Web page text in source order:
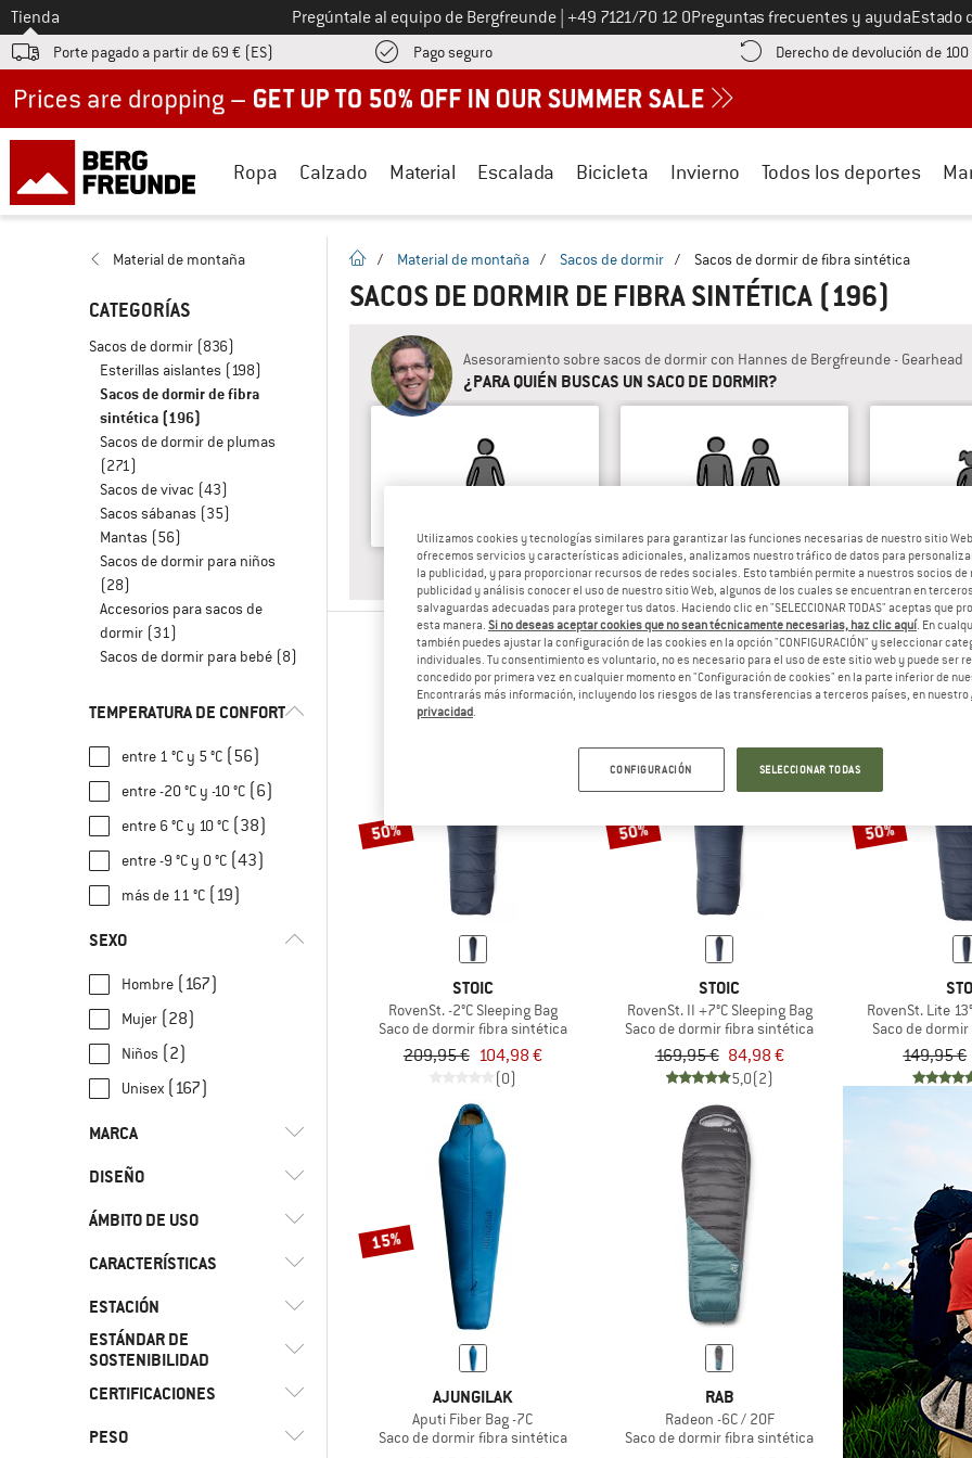
A la
Tienda Pregúntale al equipo de Bergfreunde Llámenos al
+49 7121/70 12 0Preguntas frecuentes y ayudaEstado
Porte pagado a partir de 69 € (ES) Pago seguro¡encuentre información sobre el pago aquí! Se abre en una ventana de
Derecho de devolución de
Ropa Calzado Material Escalada Bicicleta Invierno Todos los deportes
Material de montaña
CATEGORÍAS
Sacos de dormir (836)
Esterillas aislantes (198)
Sacos de dormir de fibra
sintética (196)
Sacos de dormir de plumas
(271)
Sacos de vivac (43)
Sacos sábanas (35)
Mantas (56)
Sacos de dormir para niños
(28)
Accesorios para sacos de
dormir (31)
Sacos de dormir para bebé (8)
TEMPERATURA DE CONFORT
entre 1 °C y 5 °C (56)
entre -20 °C y -10 °C (6)
entre 6 °C y 10 °C (38)
entre -9 °C y 0 °C (43)
más de 11 °C (19)
SEXO
Hombre (167)
Mujer (28)
Niños (2)
Unisex (167)
MARCA
Ajungilak(2)
Alvivo
Big Agnes(6)
Carinthia(12)
Cocoon (3)
Deuter
DISEÑO
Manta (38)
Momia (133)
ÁMBITO DE USO
Alpinismo(2)
Bikepacking
Bushcraft
Camping(190)
Ciclismo(8)
Excursiones de alta
CARACTERÍSTICAS
Acoplable
Bolsillo interior
revestido
ESTACIÓN
4 estaciones(21)
Invierno(21)
ESTÁNDAR DE
SOSTENIBILIDAD
Trusted by
CERTIFICACIONES
bluesign APPROVED
PESO
la pagina de inicio
/ Material de montaña / Sacos de dormir / Sacos de dormir de fibra sintética
SACOS DE DORMIR DE FIBRA SINTÉTICA (196)
Asesoramiento sobre sacos de dormir con Hannes de Bergfreunde - Gearhead
¿PARA QUIÉN BUSCAS UN SACO DE DORMIR?
RESPUESTA
MUJERLOS SACOS DE DORMIR PARA MUJERES SUELEN TENER UN CORTE
RESPUESTA
HOMBRE/UNISEXLOS SACOS DE DORMIR
50%
STOIC
RovenSt. -2°C Sleeping Bag
Saco de dormir fibra sintética
209,95 € 104,98 €
(0)
50%
STOIC
RovenSt. II +7°C Sleeping Bag
Saco de dormir fibra sintética
169,95 € 84,98 €
5,0(2)
50%
RovenSt. Lite
Saco de
149,95 €
15%
AJUNGILAK
Aputi Fiber Bag -7C
Saco de dormir fibra sintética
RAB
Radeon -6C / 20F
Saco de dormir fibra sintética
Utilizamos cookies y tecnologías similares para garantizar las funciones necesarias de nuestro sitio
ofrecemos servicios y características adicionales, analizamos nuestro tráfico de datos para
la publicidad, y para proporcionar recursos de redes sociales. Esto también permite a nuestros socios de
publicidad y análisis conocer el uso de nuestro sitio Web, algunos de los cuales se encuentran en
salvaguardas adecuadas para proteger tus datos. Haciendo clic en "SELECCIONAR TODAS" aceptas que
esta manera. Si no deseas aceptar cookies que no sean técnicamente necesarias, haz clic aquí. En
también puedes ajustar la configuración de las cookies en la opción "CONFIGURACIÓN" y seleccionar
individuales. Tu consentimiento es voluntario, no es necesario para el uso de este sitio web y puede ser
concedido por primera vez en cualquier momento en "Configuración de cookies" en la parte inferior de
Encontrarás más información, incluyendo los riesgos de las transferencias a terceros países, en nuestro
privacidad.
CONFIGURACIÓN SELECCIONAR TODAS